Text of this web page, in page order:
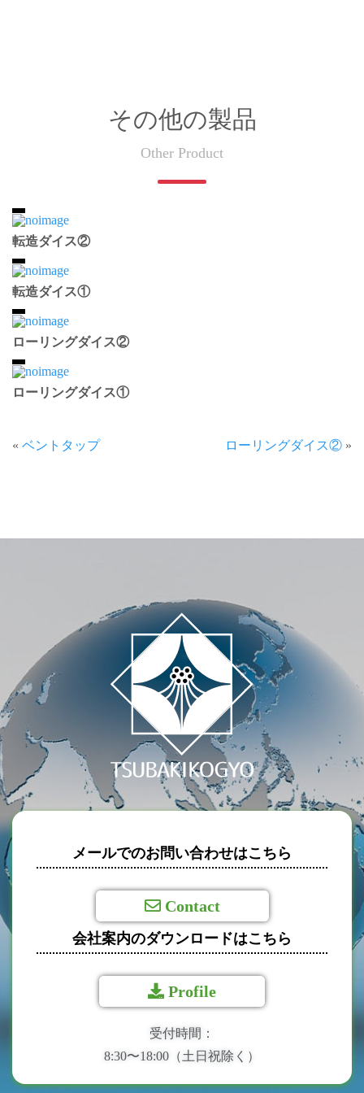
その他の製品
Other Product
転造ダイス②
転造ダイス①
ローリングダイス②
ローリングダイス①
« ベントタップ ローリングダイス② »
メールでのお問い合わせはこちら
Contact
会社案内のダウンロードはこちら
Profile
受付時間：
8:30〜18:00（土日祝除く）